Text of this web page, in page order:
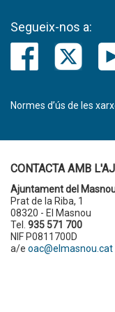
Segueix-nos a:
Normes d’ús de les
CONTACTA AMB
Ajuntament del
Prat de la Riba, 1
08320 - El Masnou
Tel. 935 571 700
NIF P0811700D
a/e oac@elmasnou.cat